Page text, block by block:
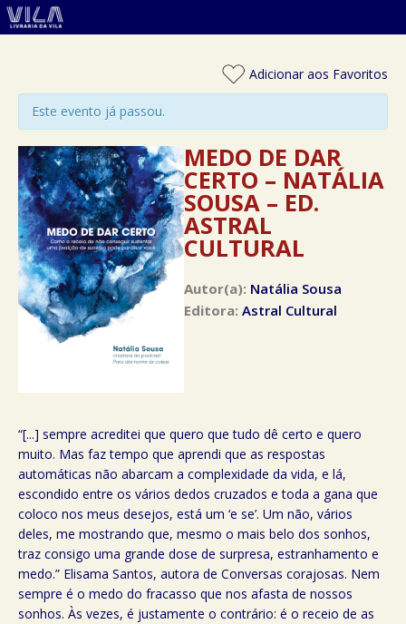
Adicionar aos Favoritos
Este evento já passou.
MEDO DE DAR
CERTO – NATÁLIA
SOUSA – ED.
ASTRAL
CULTURAL
Autor(a): Natália Sousa
Editora:Astral Cultural
“[...] sempre acreditei que quero que tudo dê certo e quero
muito. Mas faz tempo que aprendi que as respostas
automáticas não abarcam a complexidade da vida, e lá,
escondido entre os vários dedos cruzados e toda a gana que
coloco nos meus desejos, está um ‘e se’. Um não, vários
deles, me mostrando que, mesmo o mais belo dos sonhos,
traz consigo uma grande dose de surpresa, estranhamento e
medo.” Elisama Santos, autora de Conversas corajosas. Nem
sempre é o medo do fracasso que nos afasta de nossos
sonhos. Às vezes, é justamente o contrário: é o receio de as